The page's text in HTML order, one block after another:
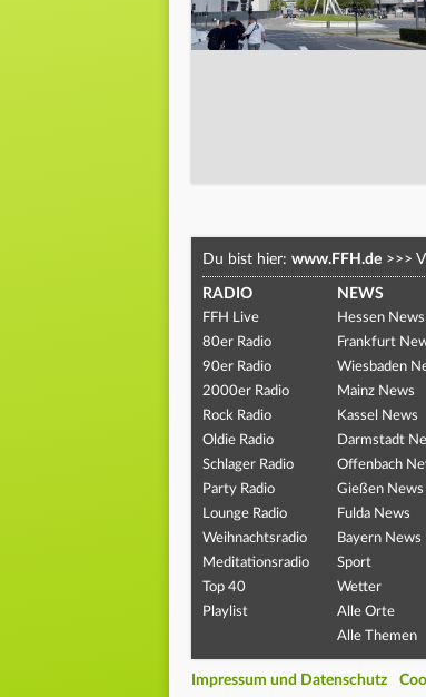
Du bist hier: www.FFH.de >>>
RADIO
FFH Live
80er Radio
90er Radio
2000er Radio
Rock Radio
Oldie Radio
Schlager Radio
Party Radio
Lounge Radio
Weihnachtsradio
Meditationsradio
Top 40
Playlist
NEWS
Hessen News
Frankfurt
Wiesbaden
Mainz News
Kassel News
Darmstadt
Offenbach
Gießen News
Fulda News
Bayern News
Sport
Wetter
Alle Orte
Alle Themen
Impressum und Datenschutz